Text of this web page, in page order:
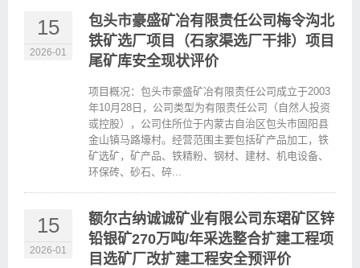
15
2026-01
包头市豪盛矿冶有限责任公司梅令沟北
铁矿选厂项目（石家渠选厂干排）项目
尾矿库安全现状评价
项目概况：包头市豪盛矿冶有限责任公司成立于2003
年10月28日，公司类型为有限责任公司（自然人投资
或控股），公司住所位于内蒙古自治区包头市固阳县
金山镇马路壕村。经营范围主要包括矿产品加工，铁
矿选矿，矿产品、铁精粉、钢材、建材、机电设备、
环保砖、砂石、碎...
15
2026-01
额尔古纳诚诚矿业有限公司东珺矿区锌
铅银矿270万吨/年采选整合扩建工程项
目选矿厂改扩建工程安全预评价